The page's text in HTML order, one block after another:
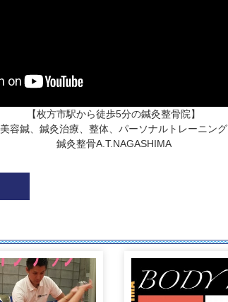
【枚方市駅から徒歩5分の鍼灸整骨院】
美容鍼、鍼灸治療、整体、パーソナルトレーニング
鍼灸整骨A.T.NAGASHIMA